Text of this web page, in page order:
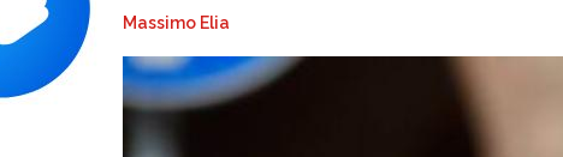
Massimo Elia